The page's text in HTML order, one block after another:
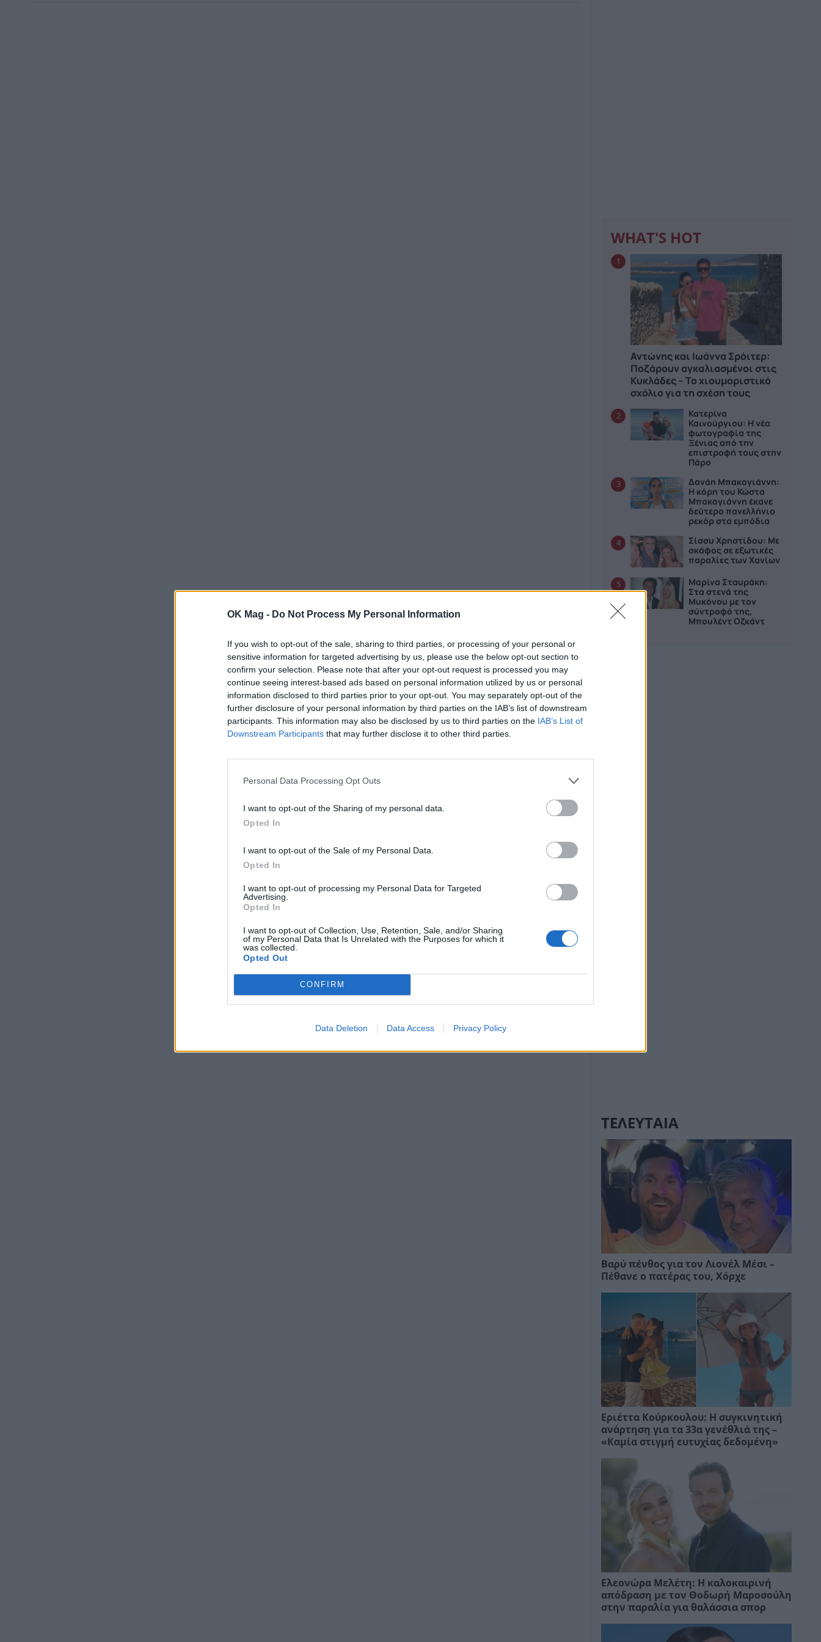
OK Mag - Do Not Process My Personal Information
If you wish to opt-out of the sale, sharing to third parties, or processing of your personal or
sensitive information for targeted advertising by us, please use the below opt-out section to
confirm your selection. Please note that after your opt-out request is processed you may
continue seeing interest-based ads based on personal information utilized by us or personal
information disclosed to third parties prior to your opt-out. You may separately opt-out of the
further disclosure of your personal information by third parties on the IAB’s list of downstream
participants. This information may also be disclosed by us to third parties on the IAB’s List of
Downstream Participants that may further disclose it to other third parties.
Personal Data Processing Opt Outs
I want to opt-out of the Sharing of my personal data.
Opted In
I want to opt-out of the Sale of my Personal Data.
Opted In
I want to opt-out of processing my Personal Data for Targeted
Advertising.
Opted In
I want to opt-out of Collection, Use, Retention, Sale, and/or Sharing
of my Personal Data that Is Unrelated with the Purposes for which it
was collected.
Opted Out
CONFIRM
Data Deletion Data Access Privacy Policy
WHAT'S HOT
1
Αντώνης και Ιωάννα Σρόιτερ:
Ποζάρουν αγκαλιασμένοι στις
Κυκλάδες – Το χιουμοριστικό
σχόλιο για τη σχέση τους
2
Κατερίνα
Καινούργιου: Η νέα
φωτογραφία της
Ξένιας από την
επιστροφή τους στην
Πάρο
3
Δανάη Μπακογιάννη:
Η κόρη του Κώστα
Μπακογιάννη έκανε
δεύτερο πανελλήνιο
ρεκόρ στα εμπόδια
4
Σίσσυ Χρηστίδου: Με
σκάφος σε εξωτικές
παραλίες των Χανίων
5
Μαρίνα Σταυράκη:
Στα στενά της
Μυκόνου με τον
σύντροφό της,
Μπουλέντ Οζκάντ
ΤΕΛΕΥΤΑΙΑ
Βαρύ πένθος για τον Λιονέλ Μέσι –
Πέθανε ο πατέρας του, Χόρχε
Εριέττα Κούρκουλου: Η συγκινητική
ανάρτηση για τα 33α γενέθλιά της –
«Καμία στιγμή ευτυχίας δεδομένη»
Ελεονώρα Μελέτη: Η καλοκαιρινή
απόδραση με τον Θοδωρή Μαροσούλη
στην παραλία για θαλάσσια σπορ